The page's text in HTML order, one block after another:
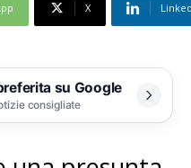
X
su Google
consigliate